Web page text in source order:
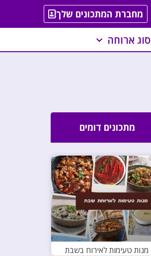
מחברת המתכונים שלך
סוג ארוחה
מתכונים דומים
מנות טעימות לאירוח בשבת